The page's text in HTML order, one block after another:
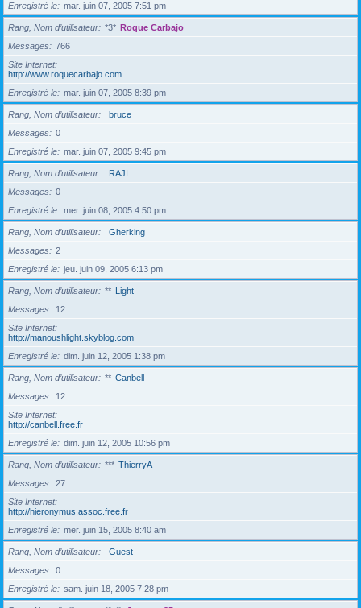
Enregistré le
mar. juin 07, 2005 7:51 pm
Rang, Nom d’utilisateur *3* Roque Carbajo
Messages
766
Site Internet
http://www.roquecarbajo.com
Enregistré le
mar. juin 07, 2005 8:39 pm
Rang, Nom d’utilisateur
bruce
Messages
0
Enregistré le
mar. juin 07, 2005 9:45 pm
Rang, Nom d’utilisateur
RAJI
Messages
0
Enregistré le
mer. juin 08, 2005 4:50 pm
Rang, Nom d’utilisateur
Gherking
Messages
2
Enregistré le
jeu. juin 09, 2005 6:13 pm
Rang, Nom d’utilisateur ** Light
Messages
12
Site Internet
http://manoushlight.skyblog.com
Enregistré le
dim. juin 12, 2005 1:38 pm
Rang, Nom d’utilisateur ** Canbell
Messages
12
Site Internet
http://canbell.free.fr
Enregistré le
dim. juin 12, 2005 10:56 pm
Rang, Nom d’utilisateur *** ThierryA
Messages
27
Site Internet
http://hieronymus.assoc.free.fr
Enregistré le
mer. juin 15, 2005 8:40 am
Rang, Nom d’utilisateur
Guest
Messages
0
Enregistré le
sam. juin 18, 2005 7:28 pm